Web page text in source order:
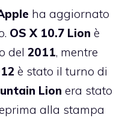
ha aggiornato
OS X 10.7 Lion è
del 2011, mentre
è stato il turno di
Lion era stato
alla stampa